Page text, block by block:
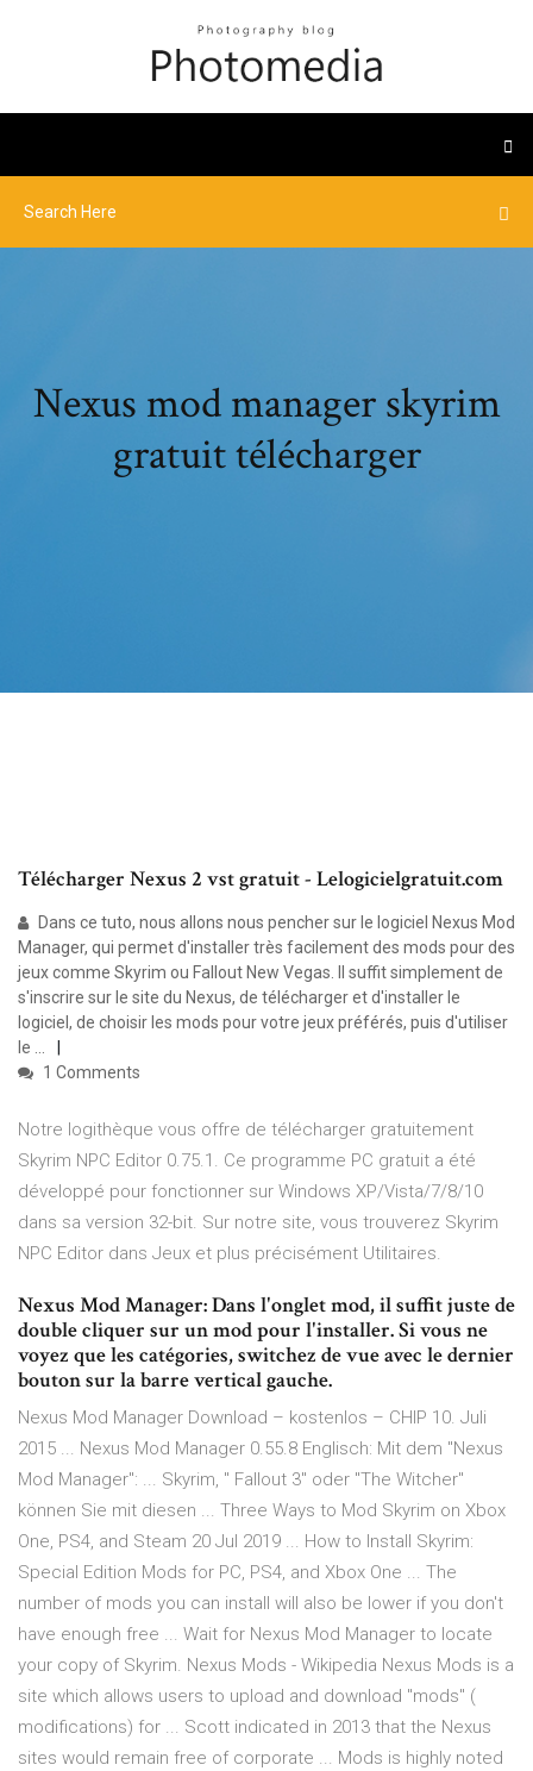
Nexus mod manager skyrim
gratuit télécharger
Télécharger Nexus 2 vst gratuit - Lelogicielgratuit.com
Dans ce tuto, nous allons nous pencher sur le logiciel Nexus Mod
Manager, qui permet d'installer très facilement des mods pour des
jeux comme Skyrim ou Fallout New Vegas. Il suffit simplement de
s'inscrire sur le site du Nexus, de télécharger et d'installer le
logiciel, de choisir les mods pour votre jeux préférés, puis d'utiliser
le ...
1 Comments
Notre logithèque vous offre de télécharger gratuitement
Skyrim NPC Editor 0.75.1. Ce programme PC gratuit a été
développé pour fonctionner sur Windows XP/Vista/7/8/10
dans sa version 32-bit. Sur notre site, vous trouverez Skyrim
NPC Editor dans Jeux et plus précisément Utilitaires.
Nexus Mod Manager: Dans l'onglet mod, il suffit juste de
double cliquer sur un mod pour l'installer. Si vous ne
voyez que les catégories, switchez de vue avec le dernier
bouton sur la barre vertical gauche.
Nexus Mod Manager Download – kostenlos – CHIP 10. Juli
2015 ... Nexus Mod Manager 0.55.8 Englisch: Mit dem "Nexus
Mod Manager": ... Skyrim, " Fallout 3" oder "The Witcher"
können Sie mit diesen ... Three Ways to Mod Skyrim on Xbox
One, PS4, and Steam 20 Jul 2019 ... How to Install Skyrim:
Special Edition Mods for PC, PS4, and Xbox One ... The
number of mods you can install will also be lower if you don't
have enough free ... Wait for Nexus Mod Manager to locate
your copy of Skyrim. Nexus Mods - Wikipedia Nexus Mods is a
site which allows users to upload and download "mods" (
modifications) for ... Scott indicated in 2013 that the Nexus
sites would remain free of corporate ... Mods is highly noted